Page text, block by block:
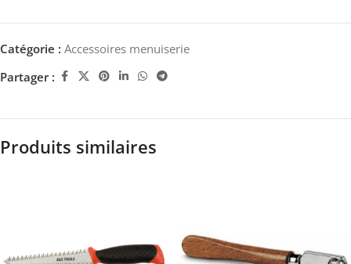
Catégorie : Accessoires menuiserie
Partager :
Produits similaires